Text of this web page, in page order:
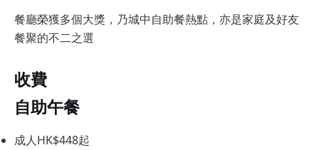
餐廳榮獲多個大獎，乃城中自助餐熱點，亦是家庭及好友
餐聚的不二之選
收費
自助午餐
成人HK$448起